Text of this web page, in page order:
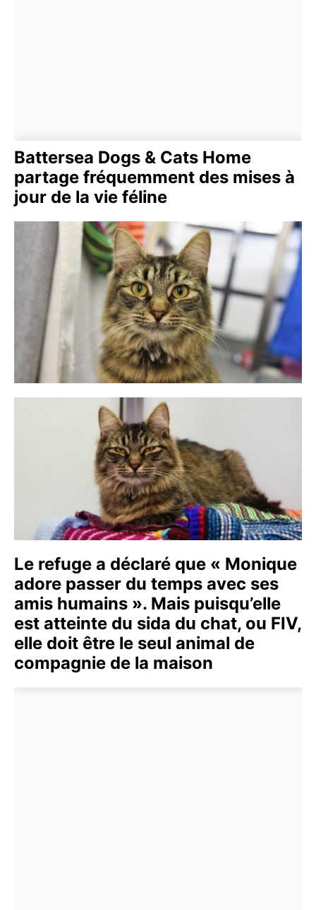
Battersea Dogs & Cats Home
partage fréquemment des mises à
jour de la vie féline
Le refuge a déclaré que « Monique
adore passer du temps avec ses
amis humains ». Mais puisqu’elle
est atteinte du sida du chat, ou FIV,
elle doit être le seul animal de
compagnie de la maison